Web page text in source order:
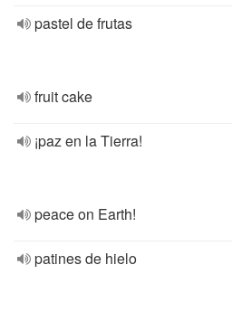
pastel de frutas
fruit cake
¡paz en la Tierra!
peace on Earth!
patines de hielo